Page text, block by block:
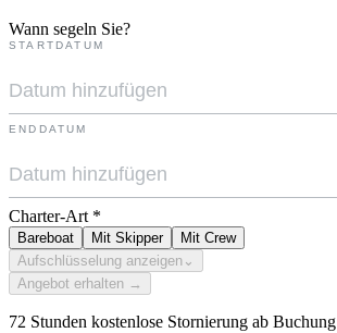
Wann segeln Sie?
STARTDATUM
ENDDATUM
Charter-Art *
Bareboat Mit Skipper
Mit Crew
Aufschlüsselung anzeigen ⌄
Angebot erhalten →
72 Stunden kostenlose Stornierung ab Buchung